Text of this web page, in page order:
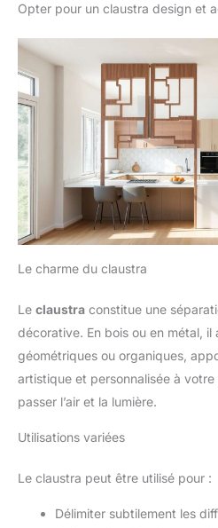
Opter pour un claustra design et
Le charme du claustra
Le claustra constitue une
décorative. En bois ou en métal,
géométriques ou organiques,
artistique et personnalisée à
passer l’air et la lumière.
Utilisations variées
Le claustra peut être utilisé pour :
Délimiter subtilement les